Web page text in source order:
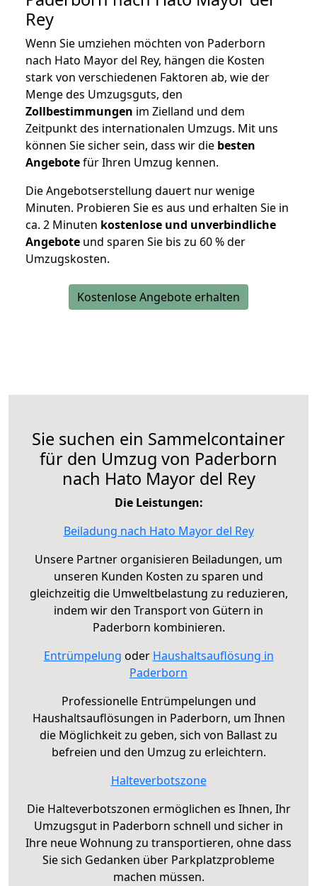
Rey
Wenn Sie umziehen möchten von Paderborn
nach Hato Mayor del Rey, hängen die Kosten
stark von verschiedenen Faktoren ab, wie der
Menge des Umzugsguts, den
Zollbestimmungen im Zielland und dem
Zeitpunkt des internationalen Umzugs. Mit uns
können Sie sicher sein, dass wir die besten
Angebotefür Ihren Umzug kennen.
Die Angebotserstellung dauert nur wenige
Minuten. Probieren Sie es aus und erhalten Sie in
ca. 2 Minuten kostenlose und unverbindliche
Angebote und sparen Sie bis zu 60 % der
Umzugskosten.
Kostenlose Angebote erhalten
Sie suchen ein Sammelcontainer
für den Umzug von Paderborn
nach Hato Mayor del Rey
Die Leistungen:
Beiladung nach Hato Mayor del Rey
Unsere Partner organisieren Beiladungen, um
unseren Kunden Kosten zu sparen und
gleichzeitig die Umweltbelastung zu reduzieren,
indem wir den Transport von Gütern in
Paderborn kombinieren.
Entrümpelung oder Haushaltsauflösung in
Paderborn
Professionelle Entrümpelungen und
Haushaltsauflösungen in Paderborn, um Ihnen
die Möglichkeit zu geben, sich von Ballast zu
befreien und den Umzug zu erleichtern.
Halteverbotszone
Die Halteverbotszonen ermöglichen es Ihnen, Ihr
Umzugsgut in Paderborn schnell und sicher in
Ihre neue Wohnung zu transportieren, ohne dass
Sie sich Gedanken über Parkplatzprobleme
machen müssen.